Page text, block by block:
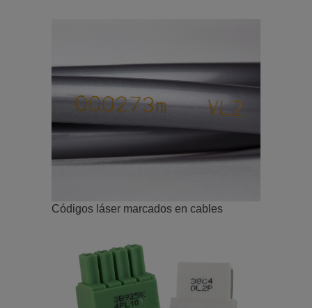
Códigos láser marcados en cables